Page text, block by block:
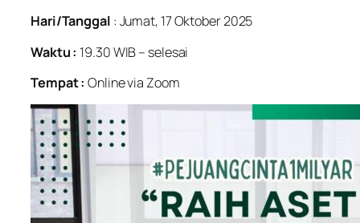
Hari/Tanggal : Jumat, 17 Oktober 2025
Waktu : 19.30 WIB – selesai
Tempat : Online via Zoom